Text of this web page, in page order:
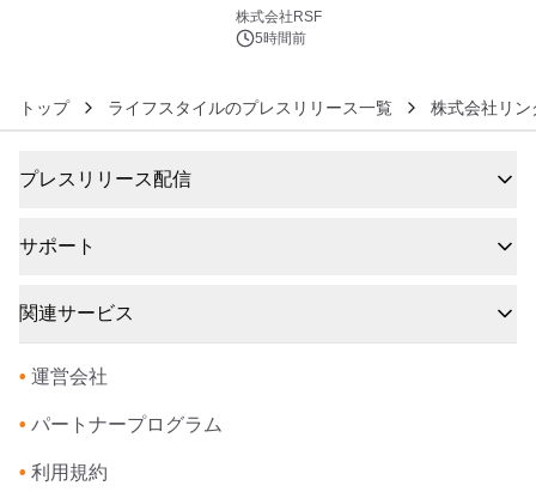
株式会社RSF
5時間前
トップ ライフスタイルのプレスリリース一覧 株式会社リン
プレスリリース配信
サポート
関連サービス
• 運営会社
• パートナープログラム
• 利用規約